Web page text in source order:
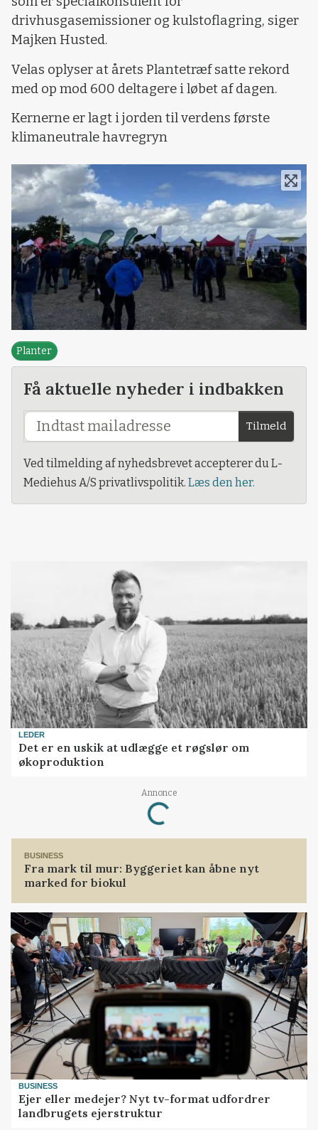
drivhusgasemissioner og kulstoflagring, siger
Majken Husted.
Velas oplyser at årets Plantetræf satte rekord
med op mod 600 deltagere i løbet af dagen.
Kernerne er lagt i jorden til verdens første
klimaneutrale havregryn
Planter
Få aktuelle nyheder i indbakken
Tilmeld
Ved tilmelding af nyhedsbrevet accepterer du L-
Mediehus A/S privatlivspolitik. Læs den her.
LEDER
Det er en uskik at udlægge et røgslør om
økoproduktion
Annonce
Loading...
BUSINESS
Fra mark til mur: Byggeriet kan åbne nyt
marked for biokul
BUSINESS
Ejer eller medejer? Nyt tv-format udfordrer
landbrugets ejerstruktur